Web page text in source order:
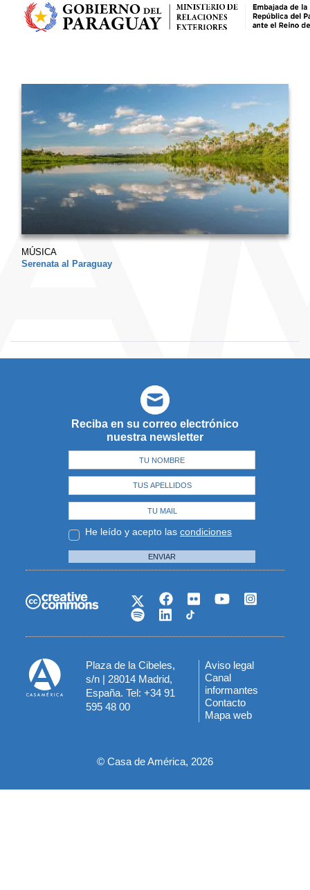
MÚSICA
Serenata al Paraguay
Reciba en su correo electrónico
nuestra newsletter
He leído y acepto las condiciones
ENVIAR
Plaza de la Cibeles,
s/n | 28014 Madrid,
España. Tel: +34 91
595 48 00
Menú
del
pie
Aviso legal
Canal
informantes
Contacto
Mapa web
© Casa de América, 2026